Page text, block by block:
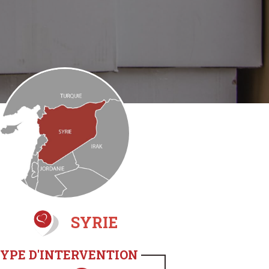
SYRIE
D'INTERVENTION